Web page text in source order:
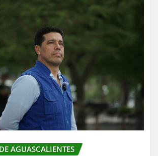
AGUASCALIENTES